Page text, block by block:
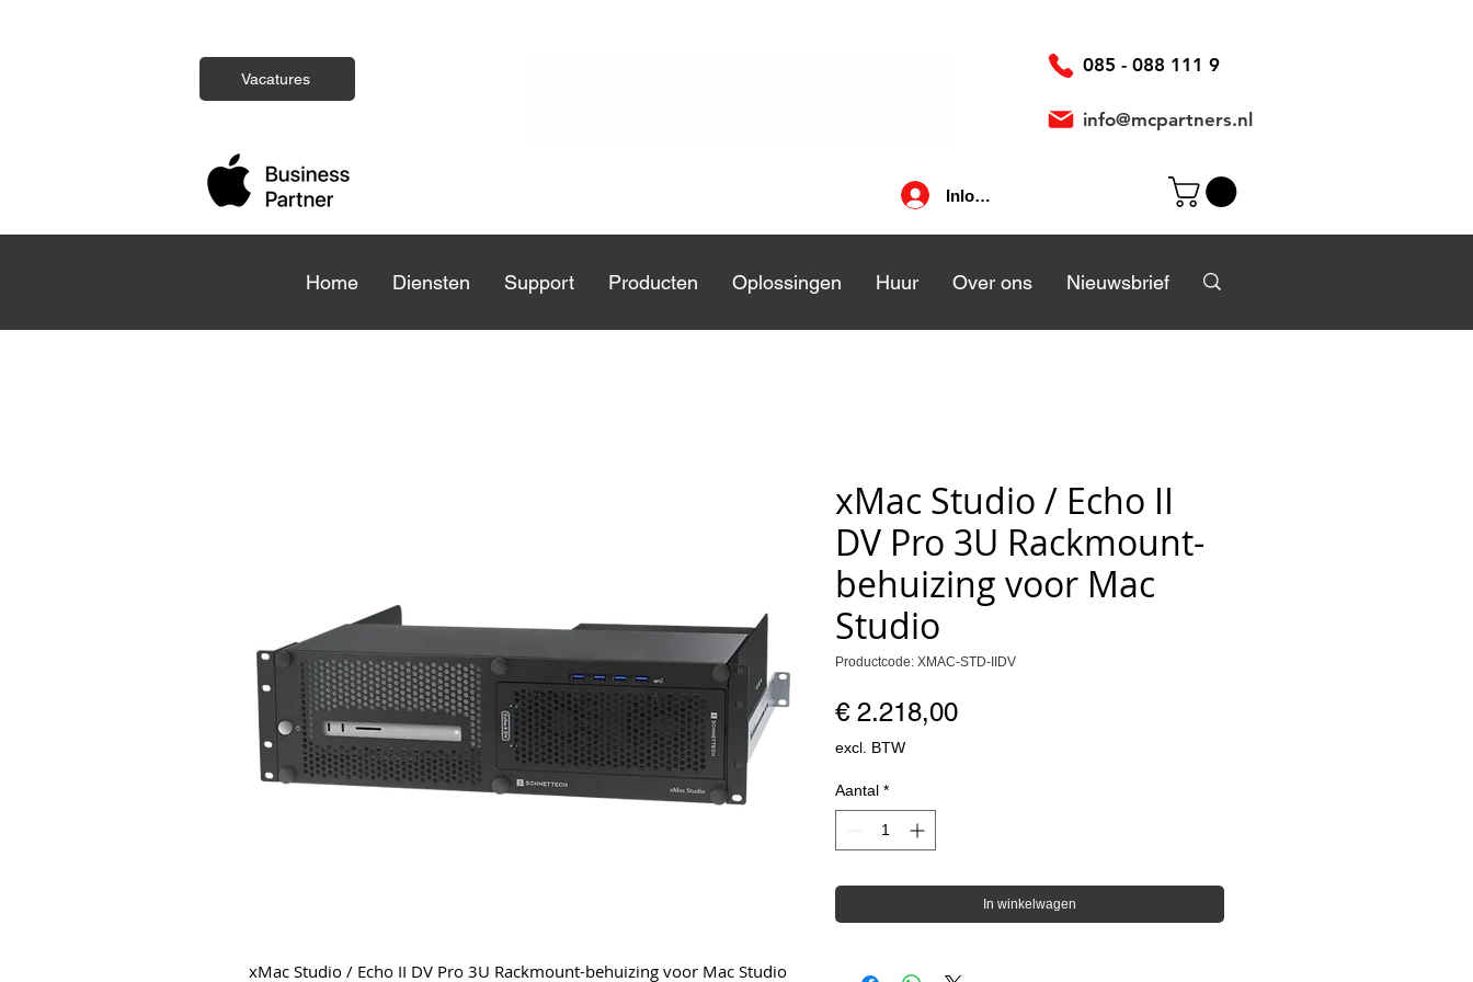
Vacatures
Inloggen
085 - 088 111 9
info@mcpartners.nl
Home Diensten Support Producten Oplossingen Huur Over ons
Home Diensten Support Producten Oplossingen Huur Over ons Nieuwsbrief
xMac Studio / Echo II DV Pro 3U Rackmount-behuizing voor Mac Studio
xMac Studio / Echo II
DV Pro 3U Rackmount-
behuizing voor Mac
Studio
Productcode: XMAC-STD-IIDV
€ 2.218,00Prijs
excl. BTW
Aantal *
In winkelwagen